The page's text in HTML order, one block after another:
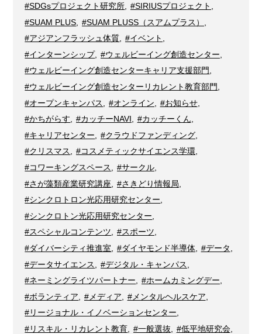
#SDGsプロジェクト研究所
#SIRIUSプロジェクト
#SUAM PLUS
#SUAM PLUSS（スアムプラス）
#アジアンフラッシュ体質
#イベント
#インターンシップ, #ウェルビーイング創造センター
#ウェルビーイング創造センターキャリア支援部門
#ウェルビーイング創造センターリカレント教育部門
#オープンキャンパス
#オンライン #お知らせ,
#かちがらす
#カッチーNAVI #カッチーくん
#キャリアセンター
#クラウドファンディング,
#クリスマス
#コスメティックサイエンス学環,
#コワーキングスペース
#サークル,
#さが藻類産業研究講座
#さきどり情報局
#シンクロトロン光応用研究センター
#シンクロトン光応用研究センター
#スペシャルコンテンツ
#スポーツ
#ダイバーシティ推進室
#ダイヤモンド半導体, #データ
#データサイエンス
#デジタル・キャンパス
#ネーミングライツパートナー
#ホームカミングデー
#ボランティア
#メディア #メンタルヘルスケア
#リージョナル・イノベーションセンター
#リスキル・リカレント教育
#一般選抜 #低平地研究会,